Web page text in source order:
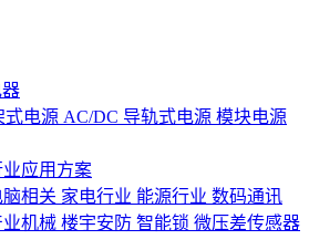
式电源 AC/DC 导轨式电源 模块电源
业应用方案
脑相关 家电行业 能源行业 数码通讯
业机械 楼宇安防 智能锁 微压差传感器